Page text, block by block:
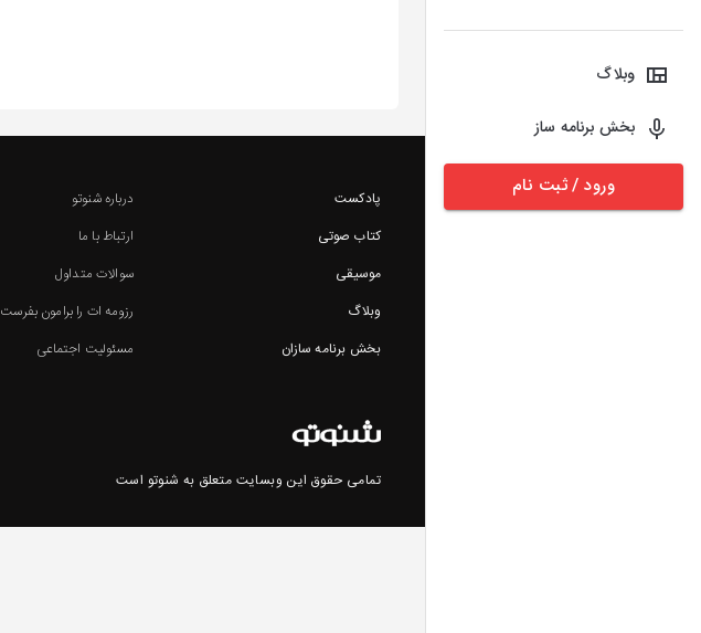
وبلاگ
بخش برنامه ساز
ورود / ثبت نام
پادکست
کتاب صوتی
موسیقی
وبلاگ
بخش برنامه سازان
درباره شنوتو
ارتباط با ما
سوالات متداول
رزومه ات را برامون بفرست
مسئولیت اجتماعی
تمامی حقوق این وبسایت متعلق به شنوتو است